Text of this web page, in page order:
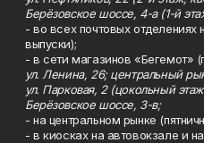
Берёзовское шоссе, 4-а (1-й
- во всех почтовых отделениях
выпуски);
- в сети магазинов «Бегемот»
ул. Ленина, 26; центральный
ул. Парковая, 2 (цокольный
Берёзовское шоссе, 3-в;
- на центральном рынке
- в киосках на автовокзале и